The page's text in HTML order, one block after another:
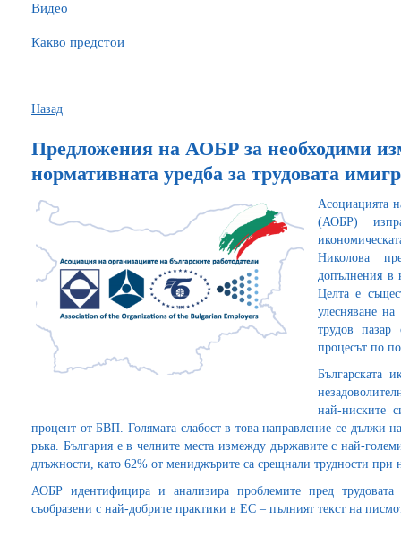
Видео
Какво предстои
Назад
Предложения на АОБР за необходими
нормативната уредба за трудовата
Асоциацията
(АОБР)
Николова
допълнения в
Целта е
улесняване
трудов
процесът по
Българската
най-ниските
процент от БВП. Голямата слабост в това направление се дължи
ръка. България е в челните места измежду държавите с най-
длъжности, като 62% от мениджърите са срещнали трудности при
АОБР идентифицира и анализира проблемите пред
съобразени с най-добрите практики в ЕС – пълният текст на